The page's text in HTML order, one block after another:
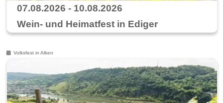
07.08.2026 - 10.08.2026
Wein- und Heimatfest in Ediger
Volksfest in Alken